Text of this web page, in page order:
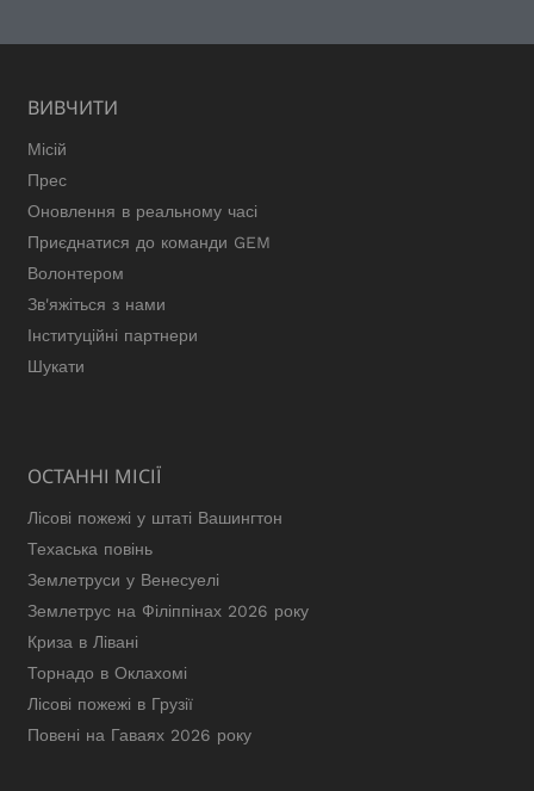
ВИВЧИТИ
Місій
Прес
Оновлення в реальному часі
Приєднатися до команди GEM
Волонтером
Зв'яжіться з нами
Інституційні партнери
Шукати
ОСТАННІ МІСІЇ
Лісові пожежі у штаті Вашингтон
Техаська повінь
Землетруси у Венесуелі
Землетрус на Філіппінах 2026 року
Криза в Лівані
Торнадо в Оклахомі
Лісові пожежі в Грузії
Повені на Гаваях 2026 року